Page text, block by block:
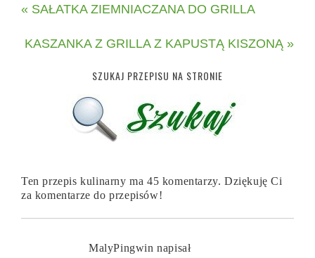
« SAŁATKA ZIEMNIACZANA DO GRILLA
KASZANKA Z GRILLA Z KAPUSTĄ KISZONĄ »
SZUKAJ PRZEPISU NA STRONIE
Ten przepis kulinarny ma 45 komentarzy. Dziękuję Ci
za komentarze do przepisów!
MalyPingwin napisał